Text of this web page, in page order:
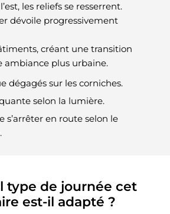
les reliefs se resserrent.
dévoile progressivement
créant une transition
ambiance plus urbaine.
dégagés sur les corniches.
selon la lumière.
s’arrêter en route selon le
type de journée cet
est-il adapté ?